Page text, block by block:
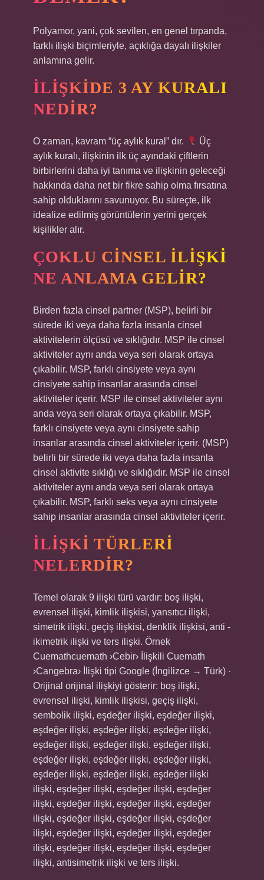
Polyamor, yani, çok sevilen, en genel tırpanda,
farklı ilişki biçimleriyle, açıklığa dayalı ilişkiler
anlamına gelir.
İLIŞKIDE 3 AY KURALI
NEDIR?
O zaman, kavram “üç aylık kural” dır.
Üç
aylık kuralı, ilişkinin ilk üç ayındaki çiftlerin
birbirlerini daha iyi tanıma ve ilişkinin geleceği
hakkında daha net bir fikre sahip olma fırsatına
sahip olduklarını savunuyor. Bu süreçte, ilk
idealize edilmiş görüntülerin yerini gerçek
kişilikler alır.
ÇOKLU CINSEL ILIŞKI
NE ANLAMA GELIR?
Birden fazla cinsel partner (MSP), belirli bir
sürede iki veya daha fazla insanla cinsel
aktivitelerin ölçüsü ve sıklığıdır. MSP ile cinsel
aktiviteler aynı anda veya seri olarak ortaya
çıkabilir. MSP, farklı cinsiyete veya aynı
cinsiyete sahip insanlar arasında cinsel
aktiviteler içerir. MSP ile cinsel aktiviteler aynı
anda veya seri olarak ortaya çıkabilir. MSP,
farklı cinsiyete veya aynı cinsiyete sahip
insanlar arasında cinsel aktiviteler içerir. (MSP)
belirli bir sürede iki veya daha fazla insanla
cinsel aktivite sıklığı ve sıklığıdır. MSP ile cinsel
aktiviteler aynı anda veya seri olarak ortaya
çıkabilir. MSP, farklı seks veya aynı cinsiyete
sahip insanlar arasında cinsel aktiviteler içerir.
İLIŞKI TÜRLERI
NELERDIR?
Temel olarak 9 ilişki türü vardır: boş ilişki,
evrensel ilişki, kimlik ilişkisi, yansıtıcı ilişki,
simetrik ilişki, geçiş ilişkisi, denklik ilişkisi, anti -
ikimetrik ilişki ve ters ilişki. Örnek
Cuemathcuemath ›Cebir› İlişkili Cuemath
›Cangebra› İlişki tipi Google (İngilizce → Türk) ·
Orijinal orijinal ilişkiyi gösterir: boş ilişki,
evrensel ilişki, kimlik ilişkisi, geçiş ilişki,
sembolik ilişki, eşdeğer ilişki, eşdeğer ilişki,
eşdeğer ilişki, eşdeğer ilişki, eşdeğer ilişki,
eşdeğer ilişki, eşdeğer ilişki, eşdeğer ilişki,
eşdeğer ilişki, eşdeğer ilişki, eşdeğer ilişki,
eşdeğer ilişki, eşdeğer ilişki, eşdeğer ilişki
ilişki, eşdeğer ilişki, eşdeğer ilişki, eşdeğer
ilişki, eşdeğer ilişki, eşdeğer ilişki, eşdeğer
ilişki, eşdeğer ilişki, eşdeğer ilişki, eşdeğer
ilişki, eşdeğer ilişki, eşdeğer ilişki, eşdeğer
ilişki, eşdeğer ilişki, eşdeğer ilişki, eşdeğer
ilişki, antisimetrik ilişki ve ters ilişki.